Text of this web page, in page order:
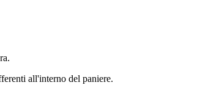
all'interno del paniere.